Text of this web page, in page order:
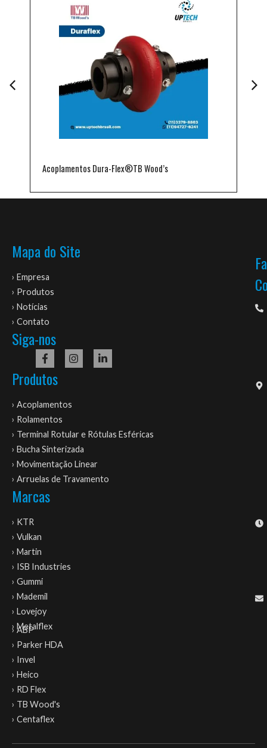
Acoplamentos Dura-Flex®TB Wood’s
Mapa do Site
› Empresa
› Produtos
› Notícias
› Contato
Siga-nos
Produtos
› Acoplamentos
› Rolamentos
› Terminal Rotular e Rótulas Esféricas
› Bucha Sinterizada
› Movimentação Linear
› Arruelas de Travamento
Marcas
› KTR
› Vulkan
› Martin
› ISB Industries
› Gummi
› Mademil
› Lovejoy
› Metalflex
› ABP
› Parker HDA
› Invel
› Heico
› RD Flex
› TB Wood's
› Centaflex